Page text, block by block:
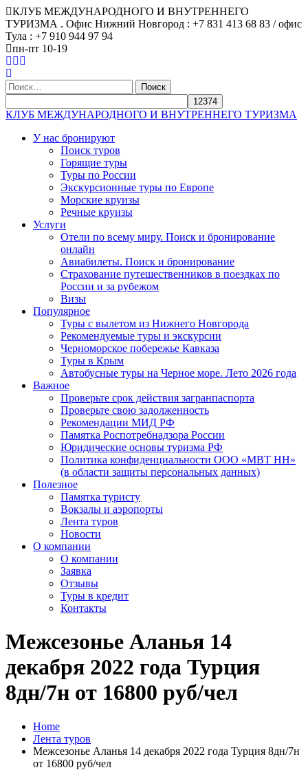
КЛУБ МЕЖДУНАРОДНОГО И ВНУТРЕННЕГО
ТУРИЗМА . Офис Нижний Новгород : +7 831 413 68 83 / офис
Тула : +7 910 944 97 94
пн-пт 10-19
Найти:
КЛУБ МЕЖДУНАРОДНОГО И ВНУТРЕННЕГО ТУРИЗМА
У нас бронируют
Поиск туров
Горящие туры
Туры по России
Экскурсионные туры по Европе
Морские круизы
Речные круизы
Услуги
Отели по всему миру. Поиск и бронирование
онлайн
Авиабилеты. Поиск и бронирование
Страхование путешественников в поездках по
России и за рубежом
Визы
Популярное
Туры с вылетом из Нижнего Новгорода
Рекомендуемые туры и экскурсии
Черноморское побережье Кавказа
Туры в Крым
Автобусные туры на Черное море. Лето 2026 года
Важное
Проверьте срок действия загранпаспорта
Проверьте свою задолженность
Рекомендации МИД РФ
Памятка Роспотребнадзора России
Юридические основы туризма РФ
Политика конфиденциальности ООО «МВТ НН»
(в области защиты персональных данных)
Полезное
Памятка туристу
Вокзалы и аэропорты
Лента туров
Новости
О компании
О компании
Заявка
Отзывы
Туры в кредит
Контакты
Межсезонье Аланья 14
декабря 2022 года Турция
8дн/7н от 16800 руб/чел
Home
Лента туров
Межсезонье Аланья 14 декабря 2022 года Турция 8дн/7н
от 16800 руб/чел